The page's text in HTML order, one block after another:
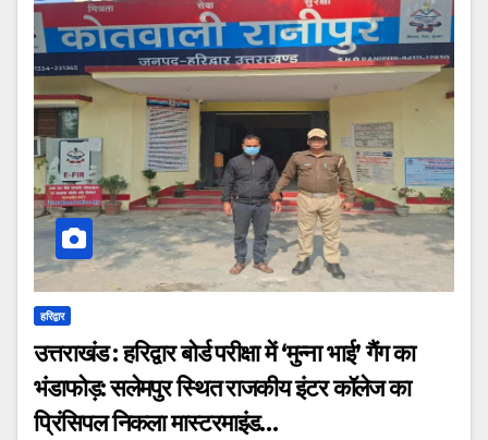
हरिद्वार
उत्तराखंड : हरिद्वार बोर्ड परीक्षा में ‘मुन्ना भाई’ गैंग का
भंडाफोड़: सलेमपुर स्थित राजकीय इंटर कॉलेज का
प्रिंसिपल निकला मास्टरमाइंड…